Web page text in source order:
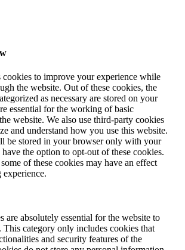
cookies to improve your experience while
the website. Out of these cookies, the
as necessary are stored on your
essential for the working of basic
website. We also use third-party cookies
and understand how you use this website.
be stored in your browser only with your
have the option to opt-out of these cookies.
of these cookies may have an effect
are absolutely essential for the website to
category only includes cookies that
and security features of the